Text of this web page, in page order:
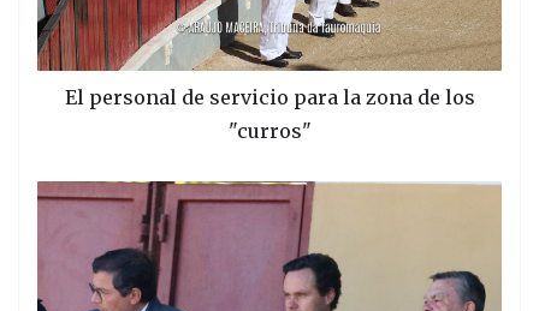
El personal de servicio para la zona de los
"curros"